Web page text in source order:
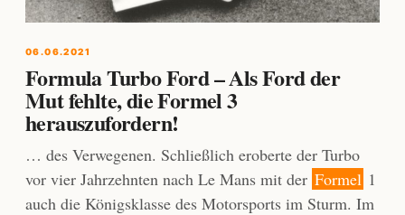
06.06.2021
Formula Turbo Ford – Als Ford der
Mut fehlte, die Formel 3
herauszufordern!
… des Verwegenen. Schließlich eroberte der Turbo
vor vier Jahrzehnten nach Le Mans mit der Formel 1
auch die Königsklasse des Motorsports im Sturm. Im